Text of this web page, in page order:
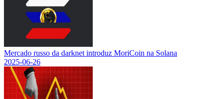
Mercado russo da darknet introduz MoriCoin na Solana
2025-06-26